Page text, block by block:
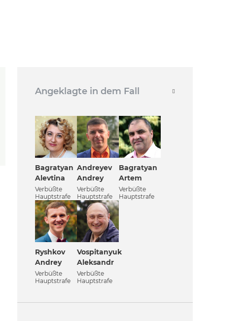
Angeklagte in dem Fall
Bagratyan
Alevtina
Verbüßte
Hauptstrafe
Andreyev
Andrey
Verbüßte
Hauptstrafe
Bagratyan
Artem
Verbüßte
Hauptstrafe
Ryshkov
Andrey
Verbüßte
Hauptstrafe
Vospitanyuk
Aleksandr
Verbüßte
Hauptstrafe